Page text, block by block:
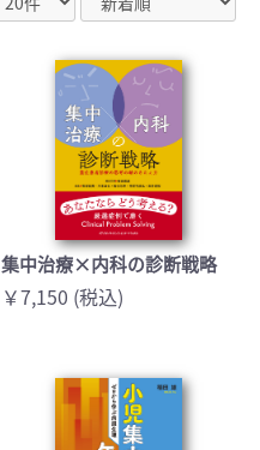
集中治療×内科の診断戦略
￥7,150 (税込)